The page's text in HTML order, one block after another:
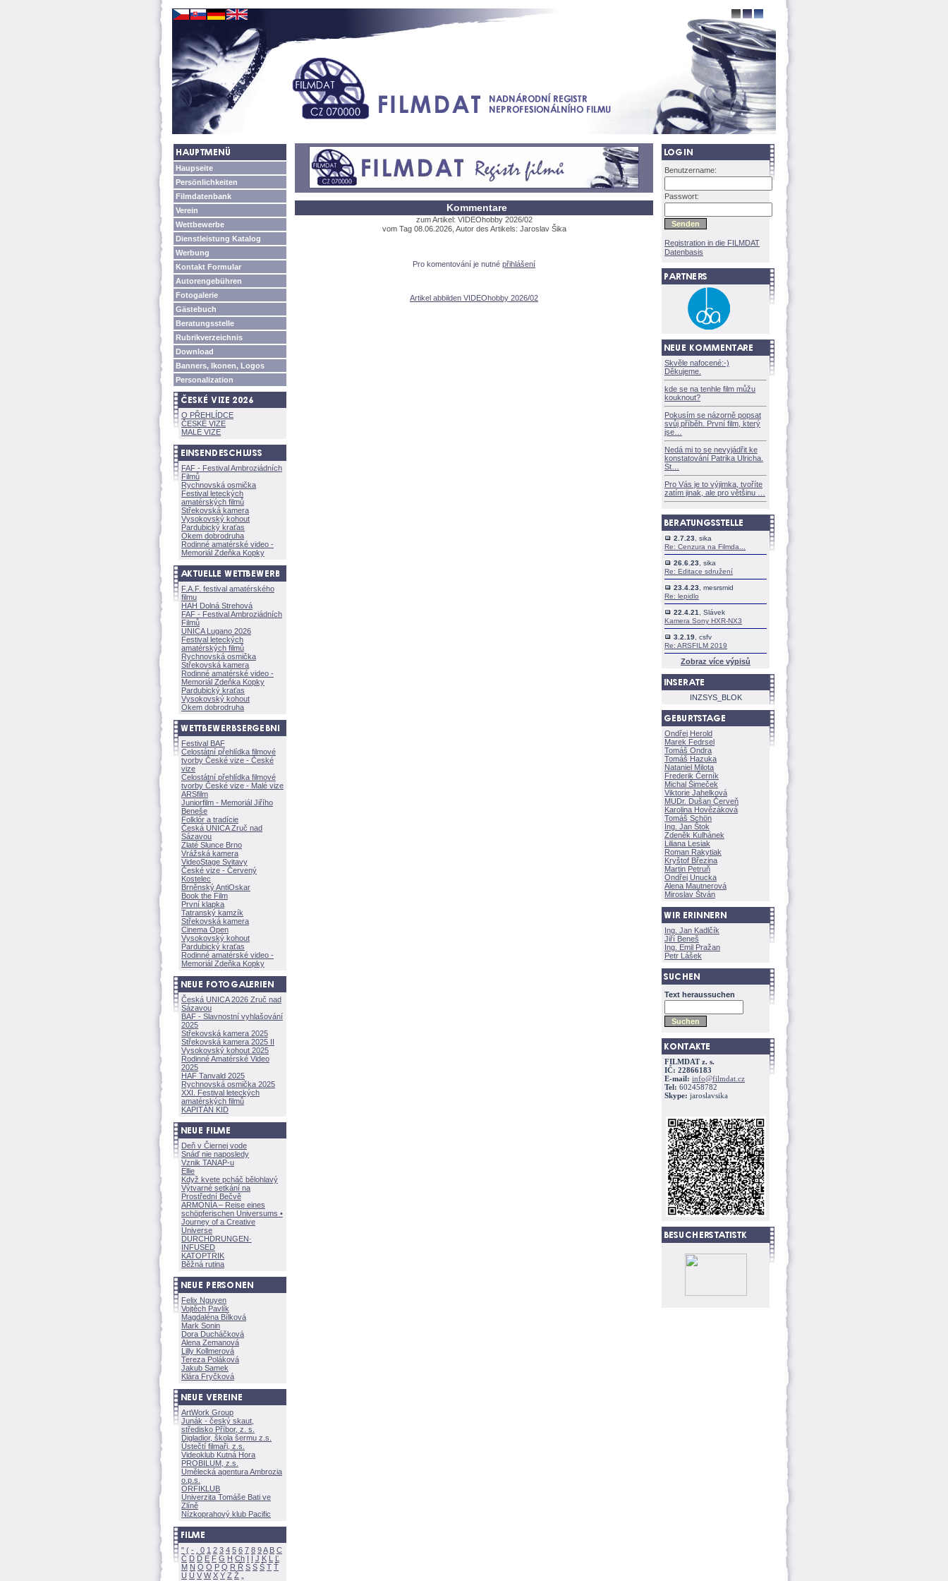
Haupseite
Persönlichkeiten
Filmdatenbank
Verein
Wettbewerbe
Dienstleistung Katalog
Werbung
Kontakt Formular
Autorengebühren
Fotogalerie
Gästebuch
Beratungsstelle
Rubrikverzeichnis
Download
Banners, Ikonen, Logos
Personalization
O PŘEHLÍDCE
ČESKÉ VIZE
MALÉ VIZE
FAF - Festival Ambroziádních
Filmů
Rychnovská osmička
Festival leteckých
amatérských filmů
Střekovská kamera
Vysokovský kohout
Pardubický kraťas
Okem dobrodruha
Rodinné amatérské video -
Memoriál Zdeňka Kopky
F.A.F. festival amatérského
filmu
HAH Dolná Strehov
FAF - Festival Ambroziádních
Filmů
UNICA Lugano 2026
Festival leteckých
amatérských filmů
Rychnovská osmička
Střekovská kamera
Rodinné amatérské video -
Memoriál Zdeňka Kopky
Pardubický kraťas
Vysokovský kohout
Okem dobrodruha
Festival BAF
Celostátní přehlídka filmové
tvorby České vize - České
vize
Celostátní přehlídka filmové
tvorby České vize - Malé vize
ARSfilm
Juniorfilm - Memoriál Jiřího
Beneše
Folklór a tradície
Česká UNICA Zruč nad
Sázavou
Zlaté Slunce Brno
Vrážská kamera
VideoStage Svitavy
České vize - Červený
Kostelec
Brněnský AntiOskar
Book the Film
První klapka
Tatranský kamzík
Střekovská kamera
Cinema Open
Vysokovský kohout
Pardubický kraťas
Rodinné amatérské video -
Memoriál Zdeňka Kopky
Česká UNICA 2026 Zruč nad
Sázavou
BAF - Slavnostní vyhlašování
2025
Střekovská kamera 2025
Střekovská kamera 2025 II
Vysokovský kohout 2025
Rodinné Amatérské Video
2025
HAF Tanvald 2025
Rychnovská osmička 2025
XXI. Festival leteckých
amatérských filmů
KAPITÁN KID
Deň v Čiernej vode
Snáď nie naposledy
Vznik TANAP-u
Ellie
Když kvete pcháč bělohlavý
Výtvarné setkání na
Prostřední Bečvě
ARMONÍA – Reise eines
schöpferischen Universums •
Journey of a Creative
Universe
DURCHDRUNGEN·
INFUSED
KATOPTRIK
Běžná rutina
Felix Nguyen
Vojtěch Pavlík
Magdaléna Bílkov
Mark Sonin
Dora Ducháčkov
Alena Zemanov
Lilly Kollmerov
Tereza Polákov
Jakub Samek
Klára Fryčkov
ArtWork Group
Junák - český skaut,
středisko Příbor, z. s.
Digladior, škola šermu z.s.
Ústečtí filmaři, z.s.
Videoklub Kutná Hora
PROBILUM, z.s.
Umělecká agentura Ambrozia
o.p.s.
ORFIKLUB
Univerzita Tomáše Bati ve
Zlíně
Nízkoprahový klub Pacific
" ( - 0 1 2 3 4 5 6 7 8 9A B C
Č D Ď E F G H Ch I Í J K L
Ľ
M N O Ó P Q R Ř S Ś T Ť
U Ú V W X Y Z
Kommentare
zum Artikel: VIDEOhobby 2026/02
vom Tag 08.06.2026, Autor des Artikels: Jaroslav Šika
Pro komentování je nutné přihlášení
Artikel abbilden VIDEOhobby 2026/02
Benutzername:
Passwort:
Registration in die FILMDAT
Datenbasis
Skvěle nafocené:-)
Děkujeme.
kde se na tenhle film můžu
kouknout?
Pokusím se názorně popsat
svůj příběh. První film, který
jse
Nedá mi to se nevyjádřit ke
konstatování Patrika Ulricha.
St
Pro Vás je to výjimka, tvoříte
zatím jinak, ale pro většinu
2.7.23 , sika
Re: Cenzura na Filmda...
26.6.23 , sika
Re: Editace sdružení
23.4.23 , mesrsmid
Re: lepidlo
22.4.21
, Slávek
Kamera Sony HXR-NX3
3.2.19 , csfv
Re: ARSFILM 2019
Zobraz více výpisů
INZSYS_BLOK
Ondřej Herold
Marek Fedrsel
Tomáš Ondra
Tomáš Hazuka
Nataniel Milota
Frederik Černík
Michal Šimeček
Viktorie Jahelkov
MUDr. Dušan Červeň
Karolina Hovězákov
Tomáš Schön
Ing. Jan Štok
Zdeněk Kulhánek
Liliana Lesiak
Roman Rakytiak
Kryštof Březina
Martin Petruň
Ondřej Unucka
Alena Mautnerov
Miroslav Štván
Ing. Jan Kadlčík
Jiří Bene
Ing. Emil Pražan
Petr Lášek
Text heraussuchen
FILMDAT z. s.
IČ: 22866183
E-mail: info@filmdat.cz
Tel: 602458782
Skype: jaroslavsika